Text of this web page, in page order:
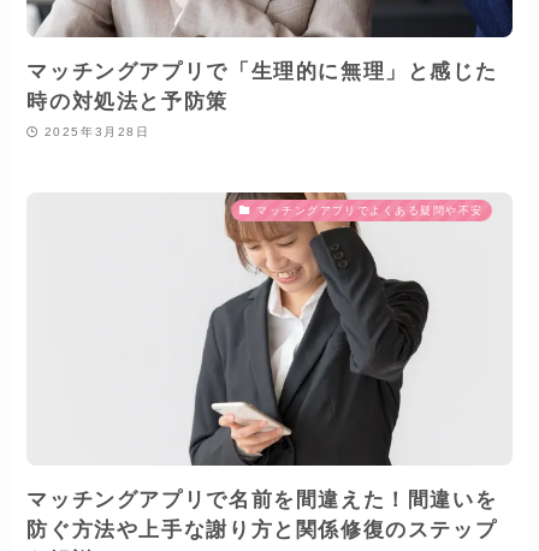
マッチングアプリで「生理的に無理」と感じた
時の対処法と予防策
2025年3月28日
マッチングアプリでよくある疑問や不安
マッチングアプリで名前を間違えた！間違いを
防ぐ方法や上手な謝り方と関係修復のステップ